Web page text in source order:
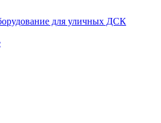
для уличных ДСК